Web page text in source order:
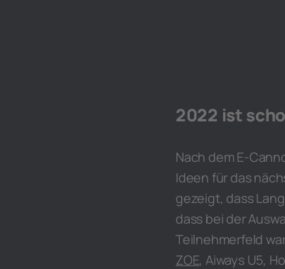
2022 ist
Nach dem E-
Ideen für das
gezeigt, dass
dass bei der
Teilnehmerfeld
ZOE, Aiways U5,